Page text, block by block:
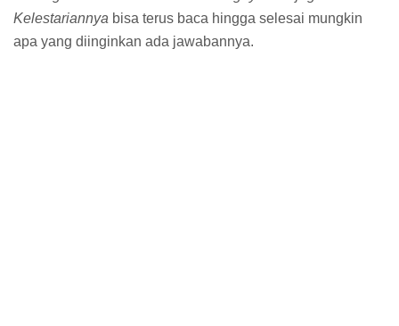
Kelestariannya bisa terus baca hingga selesai mungkin
apa yang diinginkan ada jawabannya.